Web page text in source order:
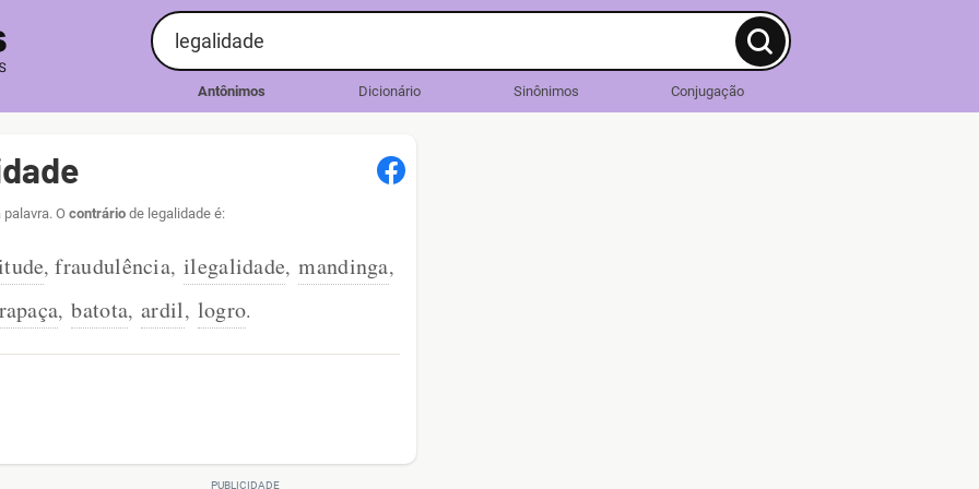
Antônimos Dicionário Sinônimos Conjugação
O contrário de legalidade é:
,fraudulência, ilegalidade, mandinga,
, batota, ardil, logro.